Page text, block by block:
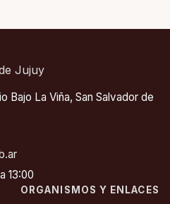
Jujuy
Bajo La Viña, San Salvador de
13:00
ORGANISMOS Y ENLACES